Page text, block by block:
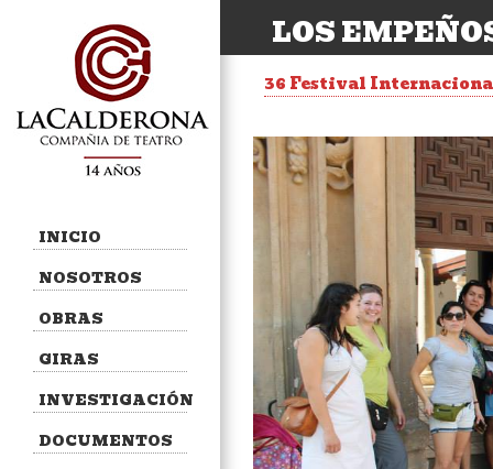
INICIO
NOSOTROS
OBRAS
GIRAS
INVESTIGACIÓN
DOCUMENTOS
LOS
36 Festival